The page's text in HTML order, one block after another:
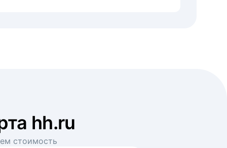
hh.ru
стоимость